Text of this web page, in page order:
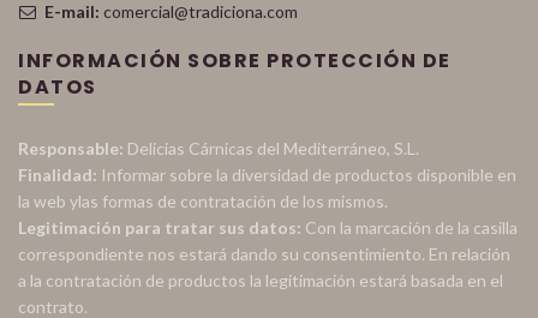
E-mail: comercial@tradiciona.com
INFORMACIÓN SOBRE PROTECCIÓN DE
DATOS
Responsable: Delicias Cárnicas del Mediterráneo, S.L.
Finalidad: Informar sobre la diversidad de productos disponible en
la web ylas formas de contratación de los mismos.
Legitimación para tratar sus datos: Con la marcación de la casilla
correspondiente nos estará dando su consentimiento. En relación
a la contratación de productos la legitimación estará basada en el
contrato.